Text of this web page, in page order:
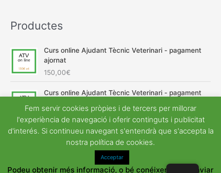
Productes
Curs online Ajudant Tècnic Veterinari - pagament
ajornat
150,00€
Curs online Ajudant Tècnic Veterinari - pagament
l
p
r
540,00 €E
l
p
r
u
Universal Acadèmia
Fem servir cookies pròpies i de tercers per millorar
l'experiència de navegació i oferir continguts i publicitat
d'interés. Si continueu navegant s'entendrà que s'accepta la
nostra política de cookies.
Acceptar
Podeu obtenir més informació, o bé conéixer com canviar